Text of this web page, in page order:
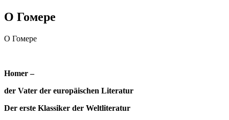
О Гомере
О Гомере
Homer –
der Vater der europäischen Literatur
Der erste Klassiker der Weltliteratur